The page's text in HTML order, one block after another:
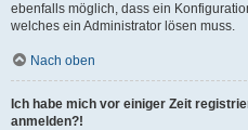
ebenfalls möglich, dass ein
welches ein Administrator lösen muss.
Nach oben
Ich habe mich vor einiger Zeit
anmelden?!